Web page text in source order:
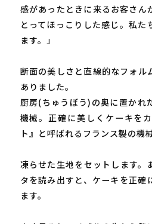
感があったときに来るお客さん
とってほっこりした感じ。私た
ます。」
断面の美しさと直線的なフォル
ありました。
厨房(ちゅうぼう)の奥に置かれ
機械。正確に美しくケーキを
ト』と呼ばれるフランス製の機械
凍らせた生地をセットします。
タを読み出すと、ケーキを正確
ます。